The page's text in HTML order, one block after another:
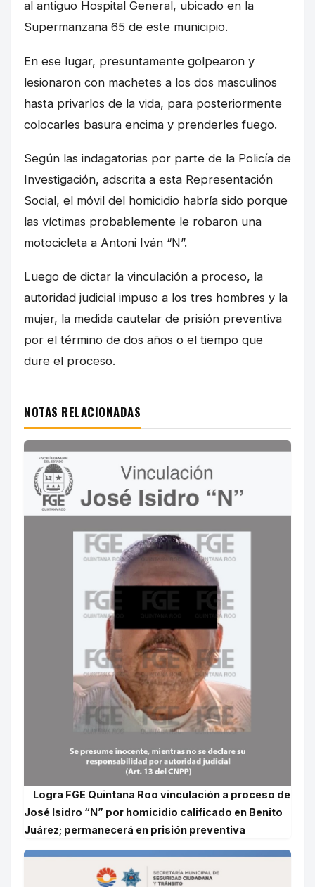
al antiguo Hospital General, ubicado en la
Supermanzana 65 de este municipio.
En ese lugar, presuntamente golpearon y
lesionaron con machetes a los dos masculinos
hasta privarlos de la vida, para posteriormente
colocarles basura encima y prenderles fuego.
Según las indagatorias por parte de la Policía de
Investigación, adscrita a esta Representación
Social, el móvil del homicidio habría sido porque
las víctimas probablemente le robaron una
motocicleta a Antoni Iván “N”.
Luego de dictar la vinculación a proceso, la
autoridad judicial impuso a los tres hombres y la
mujer, la medida cautelar de prisión preventiva
por el término de dos años o el tiempo que
dure el proceso.
NOTAS RELACIONADAS
Logra FGE Quintana Roo vinculación a proceso de
José Isidro “N” por homicidio calificado en Benito
Juárez; permanecerá en prisión preventiva